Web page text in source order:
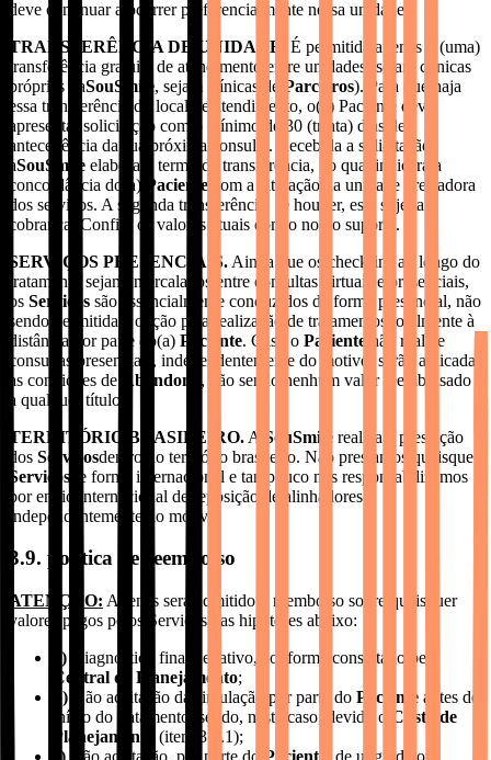
deve continuar a ocorrer preferencialmente nessa unidade.
TRANSFERÊNCIA DE UNIDADE.
É permitida apenas 1 (uma)
transferência gratuita de atendimento entre unidades (sejam clínicas
próprias daSouSmile, sejam clínicas de Parceiros). Para que haja
essa transferência do local de atendimento, o(a) Paciente deve
apresentar solicitação com o mínimo de 30 (trinta) dias de
antecedência da sua próxima consulta. Recebida a solicitação,
aSouSmile elaborará termo de transferência, no qual indicará a
concordância do(a)
Paciente com a alteração da unidade prestadora
dos serviços. A segunda transferência, se houver, está sujeita a
cobrança. Confira os valores atuais com o nosso suporte.
SERVIÇOS PRESENCIAIS. Ainda que os check-ins ao longo do
tratamento sejam intercalados entre consultas virtuais e presenciais,
os Serviços são essencialmente conduzidos de forma presencial, não
sendo permitida a opção pela realização de tratamentos totalmente à
distância por parte do(a) Paciente. Caso o Paciente
não realize
consultas presenciais, independentemente do motivo, serão aplicadas
as condições de
Abandono , não sendo nenhum valor reembolsado
a qualquer título.
TERRITÓRIO BRASILEIRO. A SouSmile realiza a prestação
dos Serviçosdentro do território brasileiro. Não prestamos quaisquer
Serviços de forma internacional e tampouco nos responsabilizamos
por envio internacional de reposição de alinhadores,
independentemente do motivo.
3.9. política de reembolso
ATENÇÃO: Apenas será admitido o reembolso sobre quaisquer
valores pagos pelos Serviços nas hipóteses abaixo:
a)
Diagnóstico final negativo, conforme constatado pela
Central de Planejamento;
b)
Não aceitação da simulação por parte do Paciente antes do
início do tratamento, sendo, neste caso, devido o
Custo de
Planejamento
(item 3.5.1);
c)
Não aceitação, por parte do Paciente
, de upgrade ou